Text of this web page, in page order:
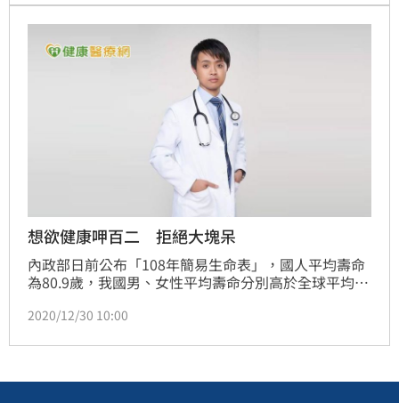
增加食慾，還會改變想攝取的食物來源，讓我們更傾向
於高熱量食物。
想欲健康呷百二 拒絕大塊呆
內政部日前公布「108年簡易生命表」，國人平均壽命
為80.9歲，我國男、女性平均壽命分別高於全球平均水
的走完一生？！高齡醫學診所的洪政豪醫師指出，台灣
五、六十歲健康就拉警報。以「肥胖」來說，已被認為
且會引起多種併發症如三高等問題，若未加以控制，老
2020/12/30 10:00